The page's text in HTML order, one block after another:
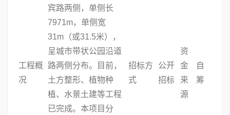
工程概
况
宾路两侧，单侧长
7971m，单侧宽
31m（或31.5米），
呈城市带状公园沿道
路两侧分布。目前，
土方整形、植物种
植、水景土建等工程
已完成。本项目分
招标方
式
公开
招标
资
金
来
源
自
筹